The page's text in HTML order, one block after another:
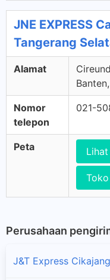
JNE EXPRESS
Tangerang
Alamat
Nomor
telepon
021-
Peta
Toko
Perusahaan
J&T Express Cikajang